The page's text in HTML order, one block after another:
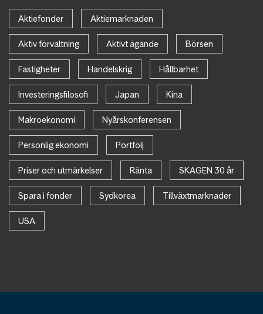
Aktiefonder Aktiemarknaden
Aktiv förvaltning Aktivt ägande Börsen
Fastigheter Handelskrig Hållbarhet
Investeringsfilosofi Japan Kina
Makroekonomi Nyårskonferensen
Personlig ekonomi Portfölj
Priser och utmärkelser Ränta SKAGEN 30 år
Spara i fonder Sydkorea Tillväxtmarknader
USA